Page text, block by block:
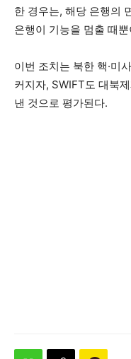
한 경우는, 해당 은행의
은행이 기능을 멈출 때
이번 조치는 북한 핵·미
커지자, SWIFT도 대북
낸 것으로 평가된다.